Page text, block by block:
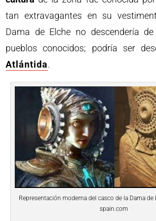
tan extravagantes en su
Dama de Elche no descendería
pueblos conocidos; podría ser
Atlántida.
Representación moderna del casco de la Dama de
spain.com